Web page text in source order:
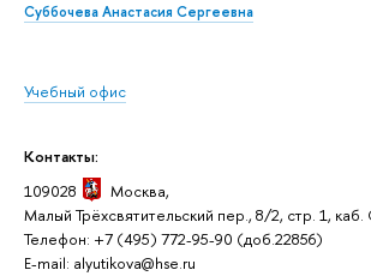
Суббочева Анастасия Сергеевна
Учебный офис
Контакты:
109028
Москва,
Малый Трёхсвятительский пер., 8/2, стр. 1,
Телефон: +7 (495) 772-95-90 (доб.22856)
E-mail: alyutikova@hse.ru